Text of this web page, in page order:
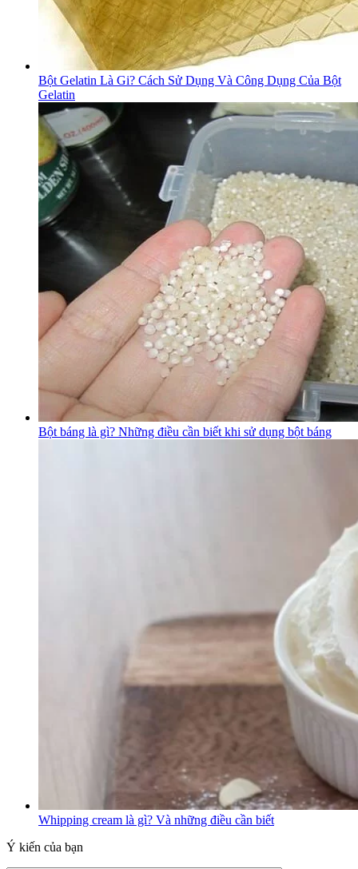
Bột Gelatin Là Gi? Cách Sử Dụng Và Công Dụng Của Bột
Gelatin
Bột báng là gì? Những điều cần biết khi sử dụng bột báng
Whipping cream là gì? Và những điều cần biết
Ý kiến của bạn